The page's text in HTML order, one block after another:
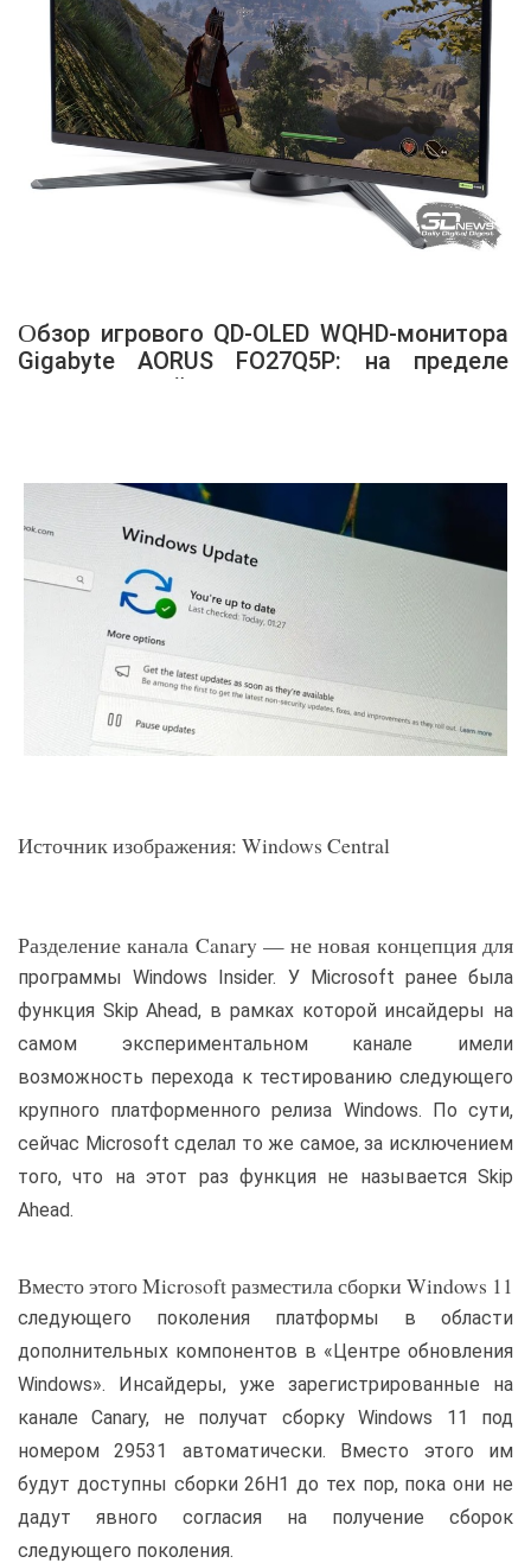
Обзор игрового QD-OLED WQHD-монитора
Gigabyte AORUS FO27Q5P: на пределе
возможностей
Источник изображения: Windows Central
Разделение канала Canary — не новая концепция для
программы Windows Insider. У Microsoft ранее была
функция Skip Ahead, в рамках которой инсайдеры на
самом экспериментальном канале имели
возможность перехода к тестированию следующего
крупного платформенного релиза Windows. По сути,
сейчас Microsoft сделал то же самое, за исключением
того, что на этот раз функция не называется Skip
Ahead.
Вместо этого Microsoft разместила сборки Windows 11
следующего поколения платформы в области
дополнительных компонентов в «Центре обновления
Windows». Инсайдеры, уже зарегистрированные на
канале Canary, не получат сборку Windows 11 под
номером 29531 автоматически. Вместо этого им
будут доступны сборки 26H1 до тех пор, пока они не
дадут явного согласия на получение сборок
следующего поколения.